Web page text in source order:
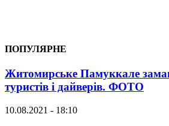
ПОПУЛЯРНЕ
Житомирське Памуккале
туристів і дайверів. ФОТО
10.08.2021 - 18:10